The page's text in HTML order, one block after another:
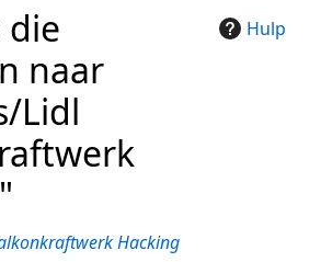
Hulp
die
naar
Lidl
Hacking